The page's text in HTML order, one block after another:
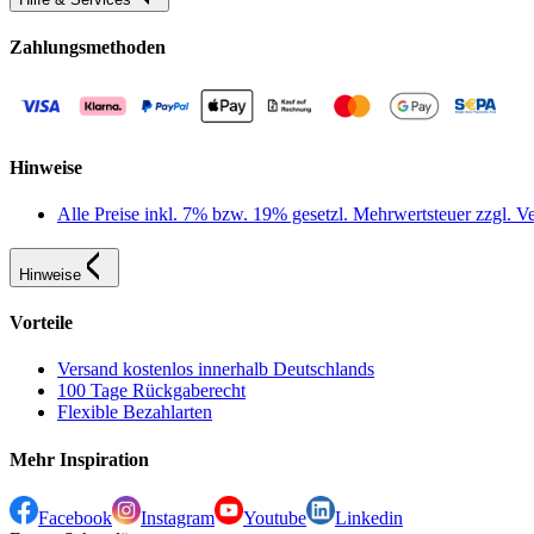
Zahlungsmethoden
Hinweise
Alle Preise inkl. 7% bzw. 19% gesetzl. Mehrwertsteuer zzgl.
Hinweise
Vorteile
Versand kostenlos innerhalb Deutschlands
100 Tage Rückgaberecht
Flexible Bezahlarten
Mehr Inspiration
Facebook Instagram Youtube
Linkedin